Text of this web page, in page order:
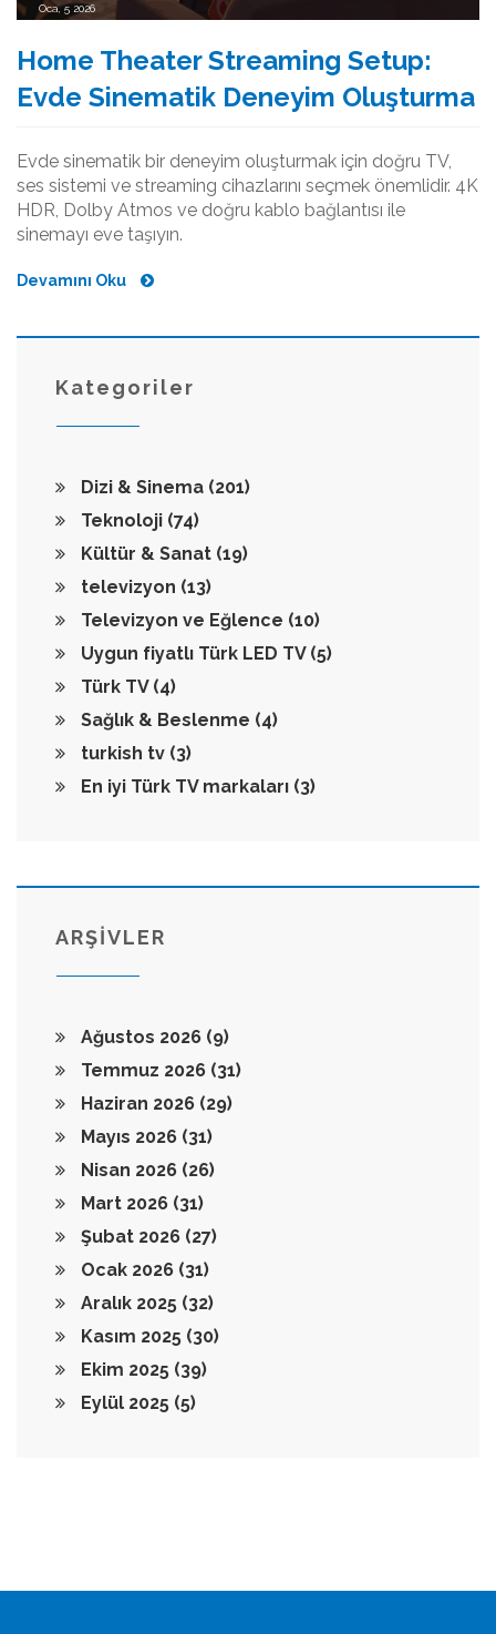
Oca, 5 2026
Home Theater Streaming Setup:
Evde Sinematik Deneyim Oluşturma
Evde sinematik bir deneyim oluşturmak için doğru TV,
ses sistemi ve streaming cihazlarını seçmek önemlidir. 4K
HDR, Dolby Atmos ve doğru kablo bağlantısı ile
sinemayı eve taşıyın.
Devamını Oku
Kategoriler
Dizi & Sinema (201)
Teknoloji (74)
Kültür & Sanat (19)
televizyon (13)
Televizyon ve Eğlence (10)
Uygun fiyatlı Türk LED TV (5)
Türk TV (4)
Sağlık & Beslenme (4)
turkish tv (3)
En iyi Türk TV markaları (3)
ARŞİVLER
Ağustos 2026 (9)
Temmuz 2026 (31)
Haziran 2026 (29)
Mayıs 2026 (31)
Nisan 2026 (26)
Mart 2026 (31)
Şubat 2026 (27)
Ocak 2026 (31)
Aralık 2025 (32)
Kasım 2025 (30)
Ekim 2025 (39)
Eylül 2025 (5)